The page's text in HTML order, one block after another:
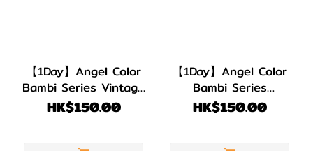
【1Day】Angel Color
Bambi Series Vintage
Grege 每日即棄｜1盒
10片
HK$150.00
【1Day】Angel Color
Bambi Series
Chocolat 每日即棄 ｜1
盒10片
HK$150.00